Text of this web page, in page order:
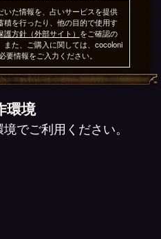
た情報を、占いサービスを提供
を行ったり、他の目的で使用す
護方針（外部サイト） をご確認の
また、ご購入に関しては、cocoloni
要情報をご入力ください。
環境
でご利用ください。